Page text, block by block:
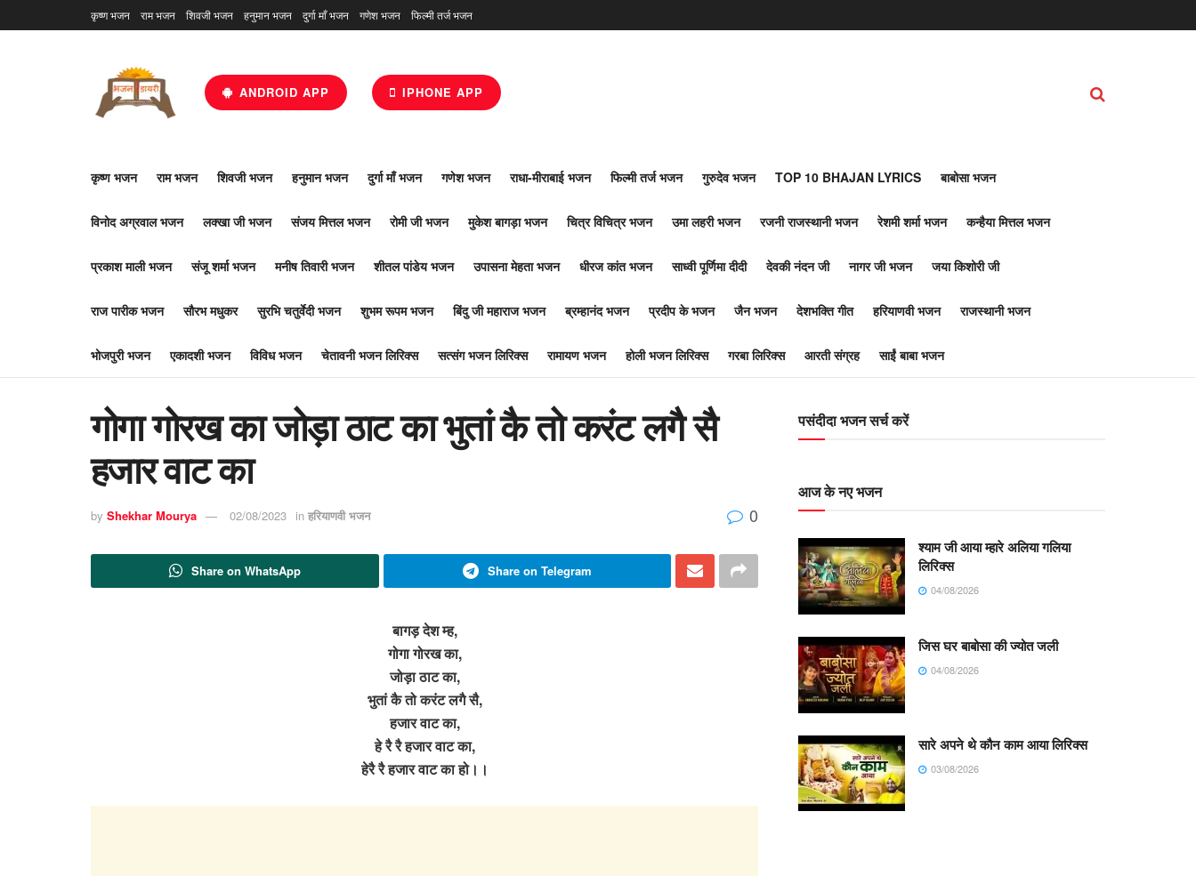
कृष्ण भजन राम भजन शिवजी भजन हनुमान भजन दुर्गा माँ भजन गणेश भजन फिल्मी तर्ज भजन
ANDROID APP IPHONE APP
कृष्ण भजन राम भजन शिवजी भजन हनुमान भजन दुर्गा माँ भजन गणेश भजन राधा-मीराबाई भजन फिल्मी तर्ज भजन गुरुदेव भजन TOP 10 BHAJAN LYRICS बाबोसा भजन
विनोद अग्रवाल भजन लक्खा जी भजन संजय मित्तल भजन रोमी जी भजन मुकेश बागड़ा भजन चित्र विचित्र भजन उमा लहरी भजन रजनी राजस्थानी भजन रेशमी शर्मा भजन कन्हैया मित्तल भजन
प्रकाश माली भजन संजू शर्मा भजन मनीष तिवारी भजन शीतल पांडेय भजन उपासना मेहता भजन धीरज कांत भजन साध्वी पूर्णिमा दीदी देवकी नंदन जी नागर जी भजन जया किशोरी जी
राज पारीक भजन सौरभ मधुकर सुरभि चतुर्वेदी भजन शुभम रूपम भजन बिंदु जी महाराज भजन ब्रम्हानंद भजन प्रदीप के भजन जैन भजन देशभक्ति गीत हरियाणवी भजन राजस्थानी भजन
भोजपुरी भजन एकादशी भजन विविध भजन चेतावनी भजन लिरिक्स सत्संग भजन लिरिक्स रामायण भजन होली भजन लिरिक्स गरबा लिरिक्स आरती संग्रह साईं बाबा भजन
गोगा गोरख का जोड़ा ठाट का भुतां कै तो करंट लगै सै
हजार वाट का
by Shekhar Mourya 02/08/2023 in हरियाणवी भजन 0
Share on WhatsApp Share on Telegram
बागड़ देश म्ह,
गोगा गोरख का,
जोड़ा ठाट का,
भुतां कै तो करंट लगै सै,
हजार वाट का,
हे रै रै हजार वाट का,
हेरै रै हजार वाट का हो।।
पसंदीदा भजन सर्च करें
आज के नए भजन
श्याम जी आया म्हारे अलिया गलिया
लिरिक्स
04/08/2026
जिस घर बाबोसा की ज्योत जली
04/08/2026
सारे अपने थे कौन काम आया लिरिक्स
03/08/2026